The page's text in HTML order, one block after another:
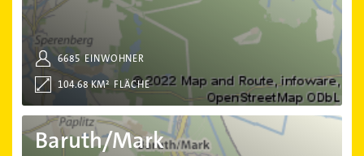
EINWOHNER
6685
FLÄCHE
104.68 KM²
Baruth/Mark
Baruth/Mark